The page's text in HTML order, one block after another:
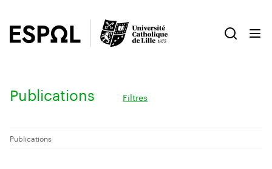
Publications Filtres
Publications